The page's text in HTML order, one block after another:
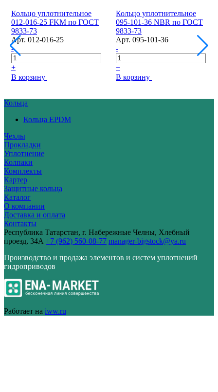
Кольцо уплотнительное
012-016-25 FKM по ГОСТ
9833-73
Арт. 012-016-25
-
+
В корзину
Кольцо уплотнительное
095-101-36 NBR по ГОСТ
9833-73
Арт. 095-101-36
-
+
В корзину
Кольца
Кольца EPDM
Чехлы
Прокладки
Уплотнение
Колпаки
Комплекты
Картер
Защитные кольца
Каталог
О компании
Доставка и оплата
Контакты
Республика Татарстан, г. Набережные Челны, Хлебный
проезд, 34А +7 (962) 560-08-77 manager-bigstock@ya.ru
Производство и продажа элементов и систем уплотнений
гидроприводов
Работает на iww.ru